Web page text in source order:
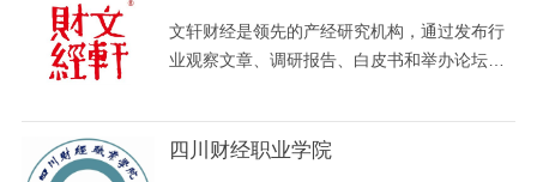
文轩财经是领先的产经研究机构，通过发布行
业观察文章、调研报告、白皮书和举办论坛、
力，帮助他们预见行业发展趋势，判断和寻找
机遇、制定发展计划和实施标准，以应对变幻
四川财经职业学院